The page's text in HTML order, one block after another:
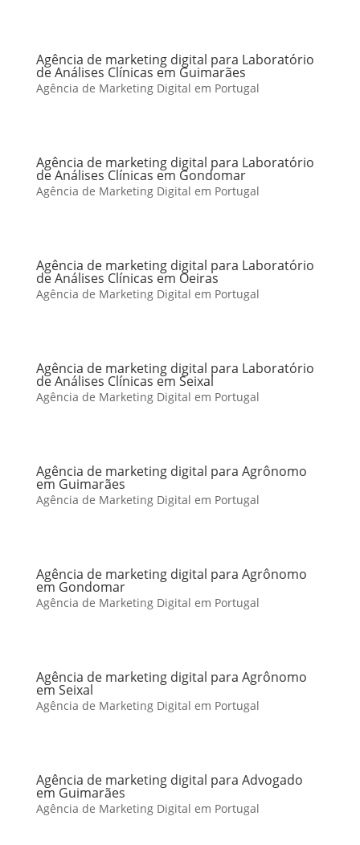
Agência de marketing digital para Laboratório
de Análises Clínicas em Guimarães
Agência de Marketing Digital em Portugal
Agência de marketing digital para Laboratório
de Análises Clínicas em Gondomar
Agência de Marketing Digital em Portugal
Agência de marketing digital para Laboratório
de Análises Clínicas em Oeiras
Agência de Marketing Digital em Portugal
Agência de marketing digital para Laboratório
de Análises Clínicas em Seixal
Agência de Marketing Digital em Portugal
Agência de marketing digital para Agrônomo
em Guimarães
Agência de Marketing Digital em Portugal
Agência de marketing digital para Agrônomo
em Gondomar
Agência de Marketing Digital em Portugal
Agência de marketing digital para Agrônomo
em Seixal
Agência de Marketing Digital em Portugal
Agência de marketing digital para Advogado
em Guimarães
Agência de Marketing Digital em Portugal